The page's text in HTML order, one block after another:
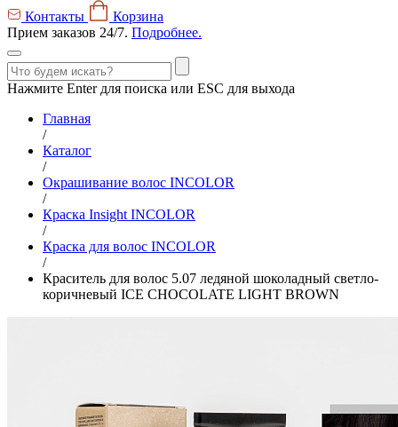
Контакты
Корзина
Прием заказов 24/7. Подробнее.
Нажмите Enter для поиска или ESC для выхода
Главная
/
Каталог
/
Окрашивание волос INCOLOR
/
Краска Insight INCOLOR
/
Краска для волос INCOLOR
/
Краситель для волос 5.07 ледяной шоколадный светло-
коричневый ICE CHOCOLATE LIGHT BROWN